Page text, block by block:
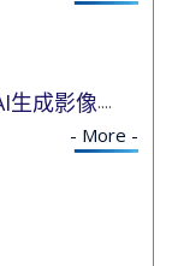
生成影像....
- More -